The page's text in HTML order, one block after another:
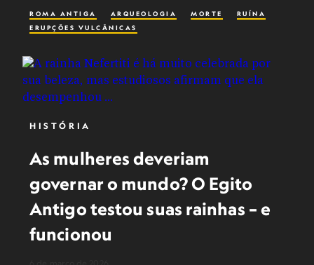
ROMA ANTIGA ARQUEOLOGIA MORTE
RUÍNA
ERUPÇÕES VULCÂNICAS
HISTÓRIA
As mulheres deveriam
governar o mundo? O Egito
Antigo testou suas rainhas – e
funcionou